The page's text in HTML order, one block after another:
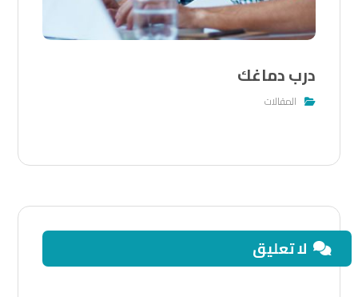
درب دماغك
المقالات
لا تعليق